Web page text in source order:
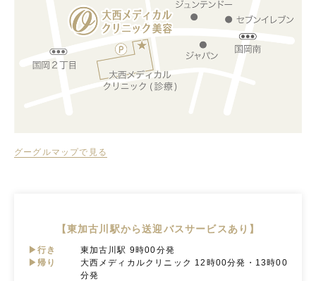
グーグルマップで見る
【東加古川駅から送迎バスサービスあり】
▶行き
東加古川駅 9時00分発
▶帰り
大西メディカルクリニック 12時00分発・13時00
分発